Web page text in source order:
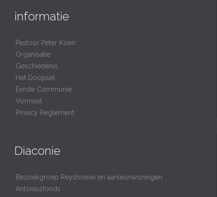
informatie
Pastoor Peter Koen
Organisatie
Geschiedenis
Het Doopsel
Eerste Communie
Vormsel
Privacy Reglement
Diaconie
Bezoekgroep Reyshoeve en aanleunwoningen
Antoniusfonds